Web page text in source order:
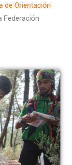
de Orientación
Federación